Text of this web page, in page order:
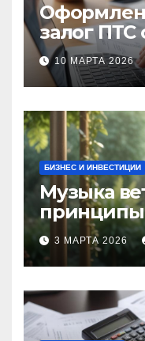
залог ПТС
без
10 МАРТА 2026
БИЗНЕС И ИНВЕСТИЦИИ
Музыка
принципы
3 МАРТА 2026